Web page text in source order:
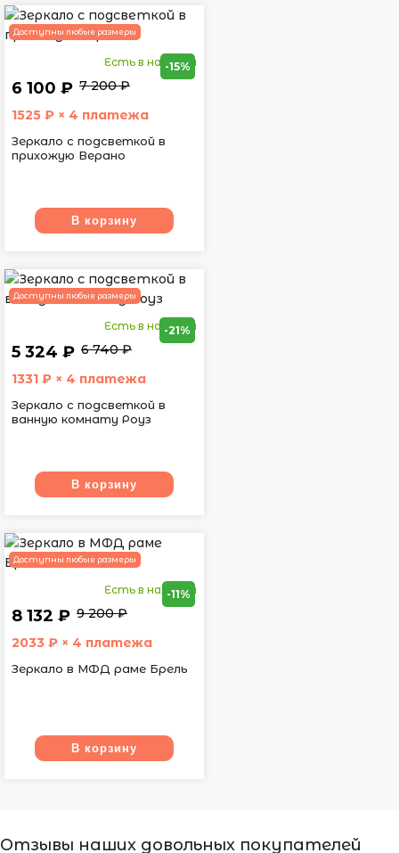
Доступны любые размеры
Есть в наличии
6 100 ₽ 7 200 ₽
-15%
1525 ₽ × 4 платежа
Зеркало с подсветкой в
прихожую Верано
В корзину
Доступны любые размеры
Есть в наличии
5 324 ₽ 6 740 ₽
-21%
1331 ₽ × 4 платежа
Зеркало с подсветкой в
ванную комнату Роуз
В корзину
Доступны любые размеры
Есть в наличии
8 132 ₽ 9 200 ₽
-11%
2033 ₽ × 4 платежа
Зеркало в МФД раме Брель
В корзину
Отзывы наших довольных покупателей